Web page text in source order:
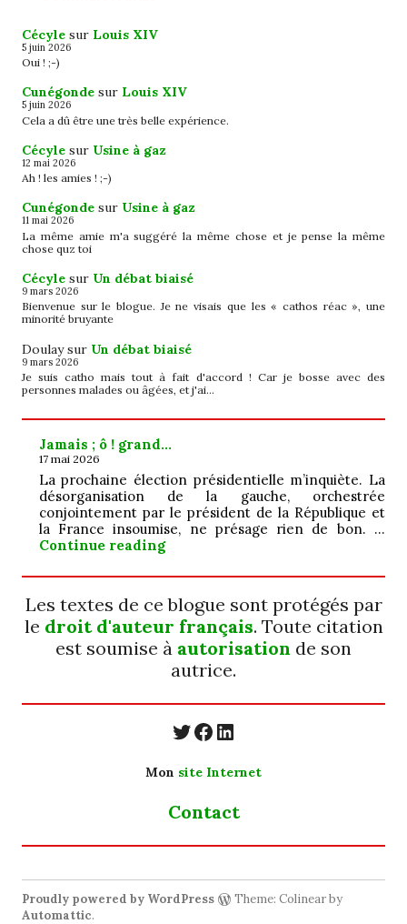
Cécyle sur Louis XIV
5 juin 2026
Oui ! ;-)
Cunégonde sur Louis XIV
5 juin 2026
Cela a dû être une très belle expérience.
Cécyle sur Usine à gaz
12 mai 2026
Ah ! les amies ! ;-)
Cunégonde sur Usine à gaz
11 mai 2026
La même amie m'a suggéré la même chose et je pense la même
chose quz toi
Cécyle sur Un débat biaisé
9 mars 2026
Bienvenue sur le blogue. Je ne visais que les « cathos réac », une
minorité bruyante
Doulaysur Un débat biaisé
9 mars 2026
Je suis catho mais tout à fait d'accord ! Car je bosse avec des
personnes malades ou âgées, et j'ai…
Jamais ; ô ! grand…
17 mai 2026
La prochaine élection présidentielle m’inquiète. La
désorganisation de la gauche, orchestrée
conjointement par le président de la République et
la France insoumise, ne présage rien de bon. …
Continue readingJamais ; ô ! grand…
Les textes de ce blogue sont protégés par
le droit d'auteur français. Toute citation
est soumise à autorisation de son
autrice.
https://twitter.com/
https://
https://www.linkedin.com/in/cecyle-jung-cyjung/
Mon site Internet
Contact
Proudly powered by WordPress
Theme: Colinear by
Automattic.